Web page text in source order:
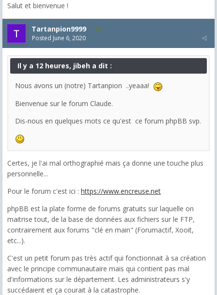
Salut et bienvenue !
Tartanpion9999 1
Posted June 6, 2020
Il y a 12 heures, jibeh a dit :
Nous avons un (notre) Tartanpion ..yeaaa!
Bienvenue sur le forum Claude.
Dis-nous en quelques mots ce qu'est ce forum phpBB svp.
Certes, je l'ai mal orthographié mais ça donne une touche plus
personnelle...
Pour le forum c'est ici : https://www.encreuse.net
phpBB est la plate forme de forums gratuits sur laquelle on
maitrise tout, de la base de données aux fichiers sur le FTP,
contrairement aux forums "clé en main" (Forumactif, Xooit,
etc...).
C'est un petit forum pas très actif qui fonctionnait à sa création
avec le principe communautaire mais qui contient pas mal
d'informations sur le département. Les administrateurs s'y
succédaient et ça courait à la catastrophe.